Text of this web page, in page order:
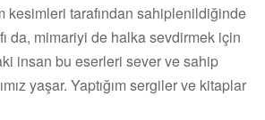
kesimleri tarafından sahiplenildiğinde
da, mimariyi de halka sevdirmek için
insan bu eserleri sever ve sahip
yaşar. Yaptığım sergiler ve kitaplar